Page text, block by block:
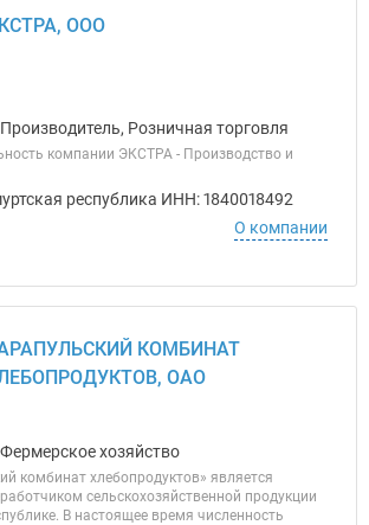
ООО
Розничная торговля
компании ЭКСТРА - Производство и
республика ИНН: 1840018492
О компании
КОМБИНАТ
ОАО
хозяйство
комбинат хлебопродуктов» является
сельскохозяйственной продукции
В настоящее время численность